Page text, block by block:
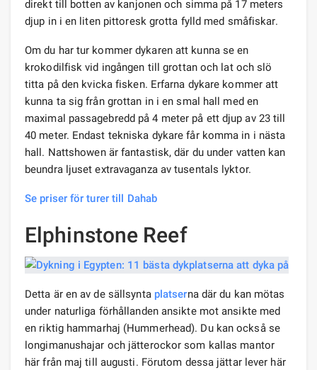
direkt till botten av kanjonen och simma på 17 meters
djup in i en liten pittoresk grotta fylld med småfiskar.
Om du har tur kommer dykaren att kunna se en
krokodilfisk vid ingången till grottan och lat och slö
titta på den kvicka fisken. Erfarna dykare kommer att
kunna ta sig från grottan in i en smal hall med en
maximal passagebredd på 4 meter på ett djup av 23 till
40 meter. Endast tekniska dykare får komma in i nästa
hall. Nattshowen är fantastisk, där du under vatten kan
beundra ljuset extravaganza av tusentals lyktor.
Se priser för turer till Dahab
Elphinstone Reef
Detta är en av de sällsynta platserna där du kan mötas
under naturliga förhållanden ansikte mot ansikte med
en riktig hammarhaj (Hummerhead). Du kan också se
longimanushajar och jätterockor som kallas mantor
här från maj till augusti. Förutom dessa jättar lever här